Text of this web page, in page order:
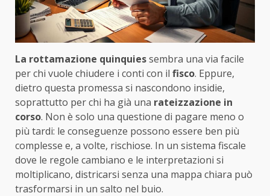
La rottamazione quinquiessembra una via facile
per chi vuole chiudere i conti con il fisco. Eppure,
dietro questa promessa si nascondono insidie,
soprattutto per chi ha già una rateizzazione in
corso. Non è solo una questione di pagare meno o
più tardi: le conseguenze possono essere ben più
complesse e, a volte, rischiose. In un sistema fiscale
dove le regole cambiano e le interpretazioni si
moltiplicano, districarsi senza una mappa chiara può
trasformarsi in un salto nel buio.